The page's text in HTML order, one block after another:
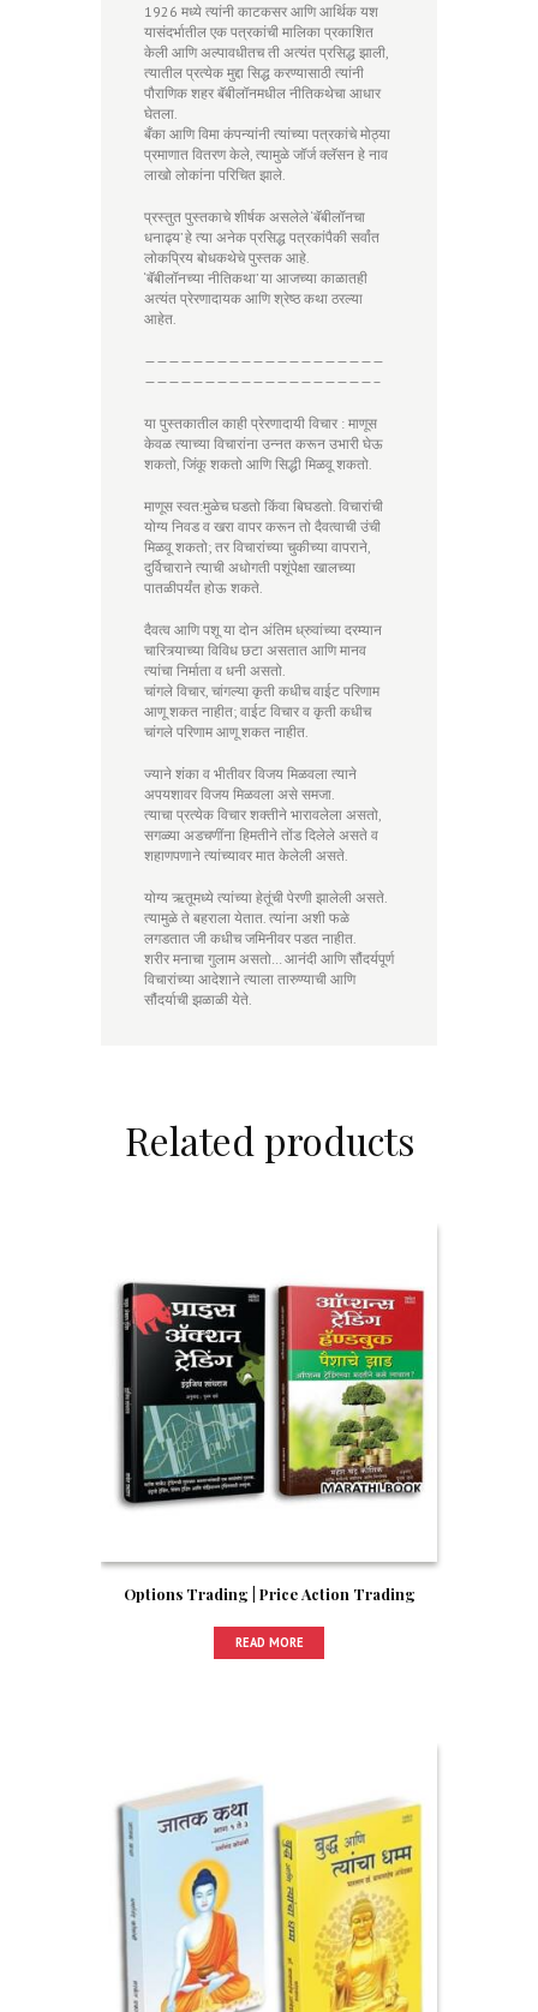
1926 मध्ये त्यांनी काटकसर आणि आर्थिक यश
यासंदर्भातील एक पत्रकांची मालिका प्रकाशित
केली आणि अल्पावधीतच ती अत्यंत प्रसिद्ध झाली,
त्यातील प्रत्येक मुद्दा सिद्ध करण्यासाठी त्यांनी
पौराणिक शहर बॅबीलॉनमधील नीतिकथेचा आधार
घेतला.
बँका आणि विमा कंपन्यांनी त्यांच्या पत्रकांचे मोठ्या
प्रमाणात वितरण केले, त्यामुळे जॉर्ज क्लॅसन हे नाव
लाखो लोकांना परिचित झाले.
प्रस्तुत पुस्तकाचे शीर्षक असलेले ‘बॅबीलॉनचा
धनाढ्य’ हे त्या अनेक प्रसिद्ध पत्रकांपैकी सर्वांत
लोकप्रिय बोधकथेचे पुस्तक आहे.
‘बॅबीलॉनच्या नीतिकथा’ या आजच्या काळातही
अत्यंत प्रेरणादायक आणि श्रेष्ठ कथा ठरल्या
आहेत.
————————————————————
———————————————————–
या पुस्तकातील काही प्रेरणादायी विचार : माणूस
केवळ त्याच्या विचारांना उन्नत करून उभारी घेऊ
शकतो, जिंकू शकतो आणि सिद्धी मिळवू शकतो.
माणूस स्वत:मुळेच घडतो किंवा बिघडतो. विचारांची
योग्य निवड व खरा वापर करून तो दैवत्वाची उंची
मिळवू शकतो; तर विचारांच्या चुकीच्या वापराने,
दुर्विचाराने त्याची अधोगती पशूंपेक्षा खालच्या
पातळीपर्यंत होऊ शकते.
दैवत्व आणि पशू या दोन अंतिम ध्रुवांच्या दरम्यान
चारित्र्याच्या विविध छटा असतात आणि मानव
त्यांचा निर्माता व धनी असतो.
चांगले विचार, चांगल्या कृती कधीच वाईट परिणाम
आणू शकत नाहीत; वाईट विचार व कृती कधीच
चांगले परिणाम आणू शकत नाहीत.
ज्याने शंका व भीतीवर विजय मिळवला त्याने
अपयशावर विजय मिळवला असे समजा.
त्याचा प्रत्येक विचार शक्तीने भारावलेला असतो,
सगळ्या अडचणींना हिमतीने तोंड दिलेले असते व
शहाणपणाने त्यांच्यावर मात केलेली असते.
योग्य ऋतूमध्ये त्यांच्या हेतूंची पेरणी झालेली असते.
त्यामुळे ते बहराला येतात. त्यांना अशी फळे
लगडतात जी कधीच जमिनीवर पडत नाहीत.
शरीर मनाचा गुलाम असतो… आनंदी आणि सौंदर्यपूर्ण
विचारांच्या आदेशाने त्याला तारुण्याची आणि
सौंदर्याची झळाळी येते.
Related products
Options Trading | Price Action Trading
READ MORE